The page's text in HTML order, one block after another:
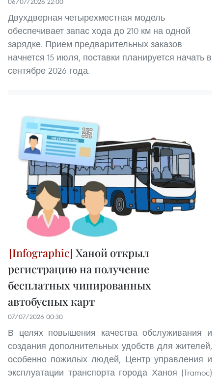
Двухдверная четырехместная модель
обеспечивает запас хода до 210 км на одной
зарядке. Прием предварительных заказов
начнется 15 июля, поставки планируется начать в
сентябре 2026 года.
Ханой открыл
регистрацию на получение
бесплатных чипированных
автобусных карт
07/07/2026 00:30
В целях повышения качества обслуживания и
создания дополнительных удобств для жителей,
особенно пожилых людей, Центр управления и
эксплуатации транспорта города Ханоя (Tramoc)